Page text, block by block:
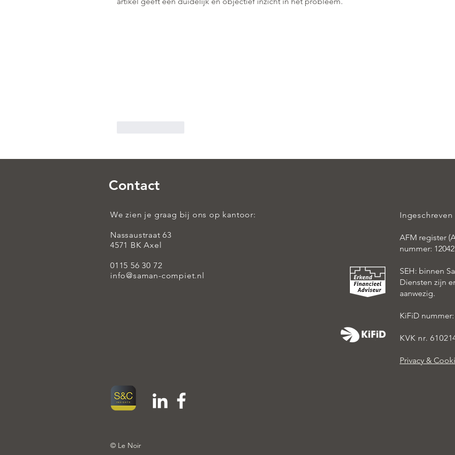
Contact
We zien je graag bij ons op kantoor:
Nassaustraat 63
4571 BK Axel
0115 56 30 72
info@saman-compiet.nl
AFM register
nummer:
SEH: binnen
Diensten zijn
aanwezig.
KiFiD nummer:
KVK nr.
Privacy &
© Le Noir